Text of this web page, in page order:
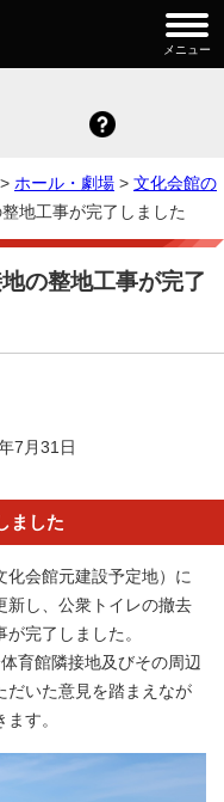
メニュー
> ホール・劇場 > 文化会館の
地工事が完了しました
の整地工事が完了
7月31日
ました
会館元建設予定地）に
新し、公衆トイレの撤去
完了しました。
育館隣接地及びその周辺
だいた意見を踏まえなが
す。